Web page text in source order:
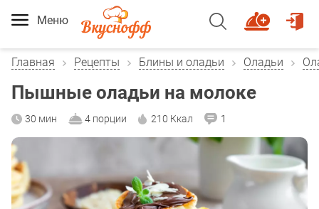
Меню
Главная Рецепты Блины и оладьи Оладьи
Пышные оладьи на молоке
30 мин 4 порции 210 Ккал 1